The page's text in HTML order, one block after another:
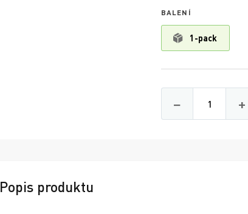
BALENÍ
1-pack
−
Množství
+
Popis produktu